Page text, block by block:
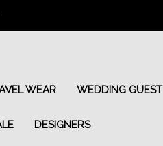
WEAR WEDDING GUEST
DESIGNERS